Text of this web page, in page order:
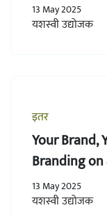
13 May 2025
यशस्वी उद्योजक
इतर
Your Brand,
Branding
13 May 2025
यशस्वी उद्योजक